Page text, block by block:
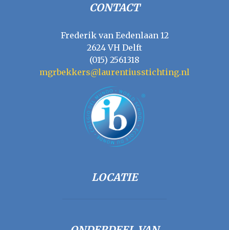
CONTACT
Frederik van Eedenlaan 12
2624 VH Delft
(015) 2561318
mgrbekkers@laurentiusstichting.nl
LOCATIE